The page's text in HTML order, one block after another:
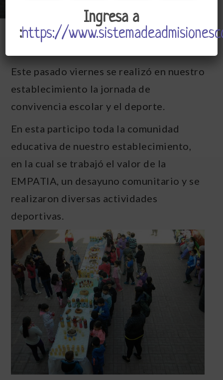
Este pasado viernes se realizó en nuestro
establecimiento la jornada de
convivencia escolar y el deporte.
En esta participo toda la comunidad
educativa de nuestro establecimiento,
en la cual se trabajó el valor de la
EMPATIA, un desayuno comunitario y se
realizaron diversas actividades
deportivas.
Ingresa a
:https://